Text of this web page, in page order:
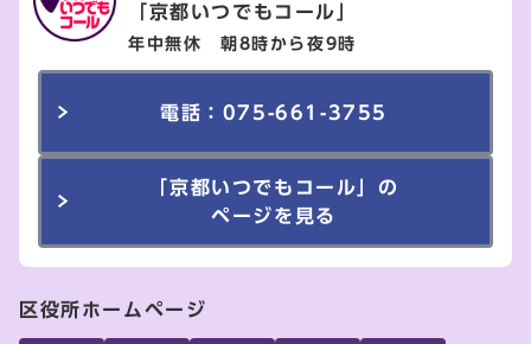
「京都いつでもコール」
年中無休 朝8時から夜9時
電話：075-661-3755
「京都いつでもコール」の
ページを見る
区役所ホームページ